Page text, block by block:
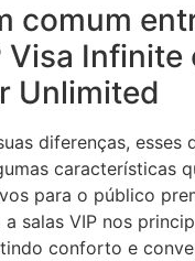
comum
Visa Infinite
Unlimited
diferenças, esses
características
para o público
salas VIP nos
conforto e